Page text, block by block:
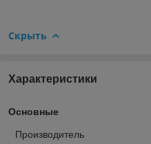
Скрыть
Характеристики
Основные
Производитель